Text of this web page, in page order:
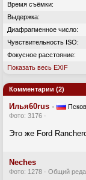
Время съёмки:
Выдержка:
Диафрагменное число:
Чувствительность ISO:
Фокусное расстояние:
Показать весь EXIF
Комментарии (2)
Илья60rus ·
Фото: 3176 ·
Это же Ford
Neches
Фото: 1278 · Общий